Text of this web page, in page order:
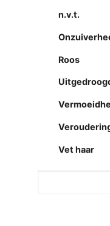
n.v.t.
Roos
Vet haar